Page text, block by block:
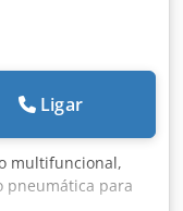
Ligar
multifuncional,
pneumática para